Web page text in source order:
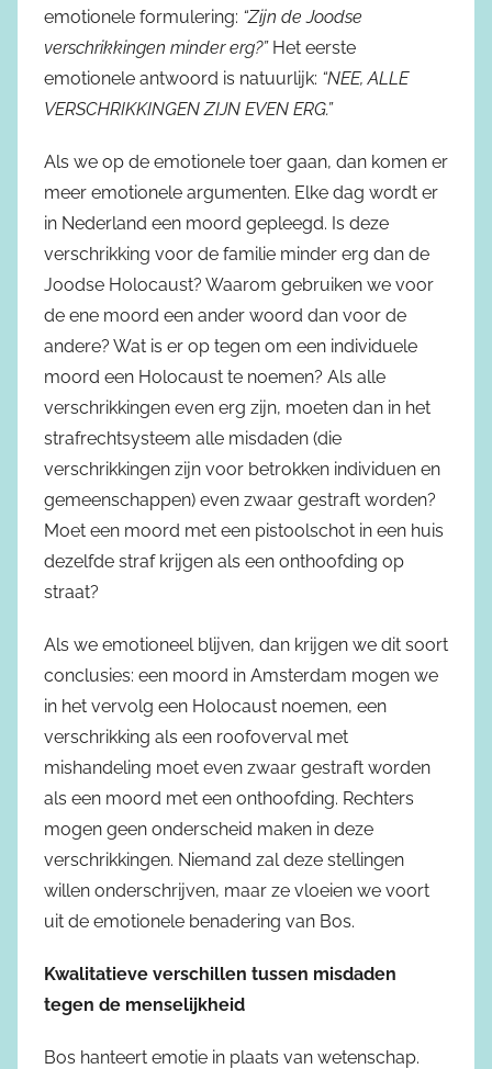
emotionele formulering: “Zijn de Joodse
verschrikkingen minder erg?”Het eerste
emotionele antwoord is natuurlijk: “NEE, ALLE
VERSCHRIKKINGEN ZIJN EVEN ERG.”
Als we op de emotionele toer gaan, dan komen er
meer emotionele argumenten. Elke dag wordt er
in Nederland een moord gepleegd. Is deze
verschrikking voor de familie minder erg dan de
Joodse Holocaust? Waarom gebruiken we voor
de ene moord een ander woord dan voor de
andere? Wat is er op tegen om een individuele
moord een Holocaust te noemen? Als alle
verschrikkingen even erg zijn, moeten dan in het
strafrechtsysteem alle misdaden (die
verschrikkingen zijn voor betrokken individuen en
gemeenschappen) even zwaar gestraft worden?
Moet een moord met een pistoolschot in een huis
dezelfde straf krijgen als een onthoofding op
straat?
Als we emotioneel blijven, dan krijgen we dit soort
conclusies: een moord in Amsterdam mogen we
in het vervolg een Holocaust noemen, een
verschrikking als een roofoverval met
mishandeling moet even zwaar gestraft worden
als een moord met een onthoofding. Rechters
mogen geen onderscheid maken in deze
verschrikkingen. Niemand zal deze stellingen
willen onderschrijven, maar ze vloeien we voort
uit de emotionele benadering van Bos.
Kwalitatieve verschillen tussen misdaden
tegen de menselijkheid
Bos hanteert emotie in plaats van wetenschap.